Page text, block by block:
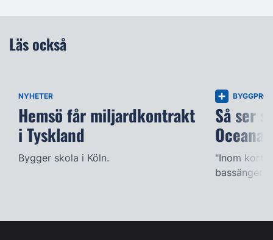
Läs också
NYHETER
Hemsö får miljardkontrakt
i Tyskland
Bygger skola i Köln.
Så ser
Oceana
"Inom kort